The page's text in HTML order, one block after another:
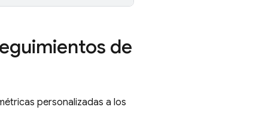
de
personalizadas a los